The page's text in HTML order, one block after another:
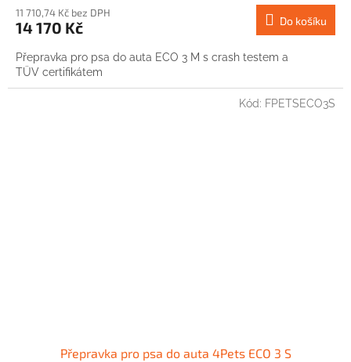
11 710,74 Kč bez DPH
14 170 Kč Do košíku
Přepravka pro psa do auta ECO 3 M s crash testem a
TÜV certifikátem
Přepravka pro psa do auta 4Pets ECO 3 S
Kód: FPETSECO3S